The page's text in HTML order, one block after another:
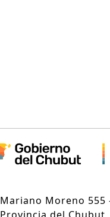
Mariano Moreno 555